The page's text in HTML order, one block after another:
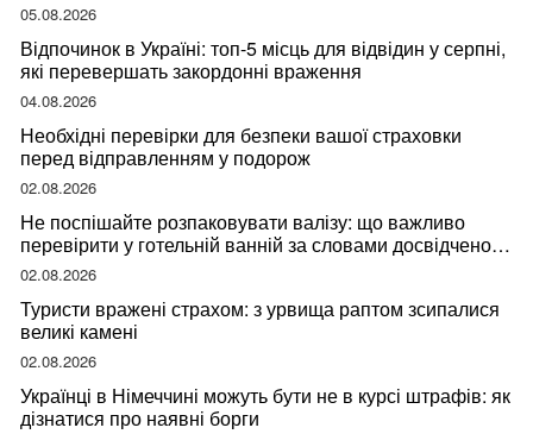
05.08.2026
Відпочинок в Україні: топ-5 місць для відвідин у серпні,
які перевершать закордонні враження
04.08.2026
Необхідні перевірки для безпеки вашої страховки
перед відправленням у подорож
02.08.2026
Не поспішайте розпаковувати валізу: що важливо
перевірити у готельній ванній за словами досвідченої
мандрівниці
02.08.2026
Туристи вражені страхом: з урвища раптом зсипалися
великі камені
02.08.2026
Українці в Німеччині можуть бути не в курсі штрафів: як
дізнатися про наявні борги